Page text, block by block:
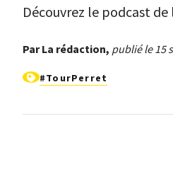
Découvrez le podcast
Par La rédaction, publié le 15
#TourPerret